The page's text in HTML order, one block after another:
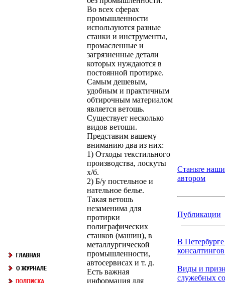
Во всех сферах
промышленности
используются разные
станки и инструменты,
промасленные и
загрязненные детали
которых нуждаются в
постоянной протирке.
Самым дешевым,
удобным и практичным
обтирочным материалом
является ветошь.
Существует несколько
видов ветоши.
Представим вашему
вниманию два из них:
1) Отходы текстильного
производства, лоскуты
х/б.
2) Б/у постельное и
нательное белье.
Такая ветошь
незаменима для
протирки
полиграфических
станков (машин), в
металлургической
промышленности,
автосервисах и т. д.
Есть важная
информация для
Станьте
автором
Публикации
В
Виды и
служебных